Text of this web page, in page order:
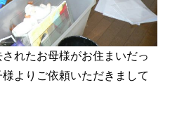
れたお母様がお住まいだっ
よりご依頼いただきまして